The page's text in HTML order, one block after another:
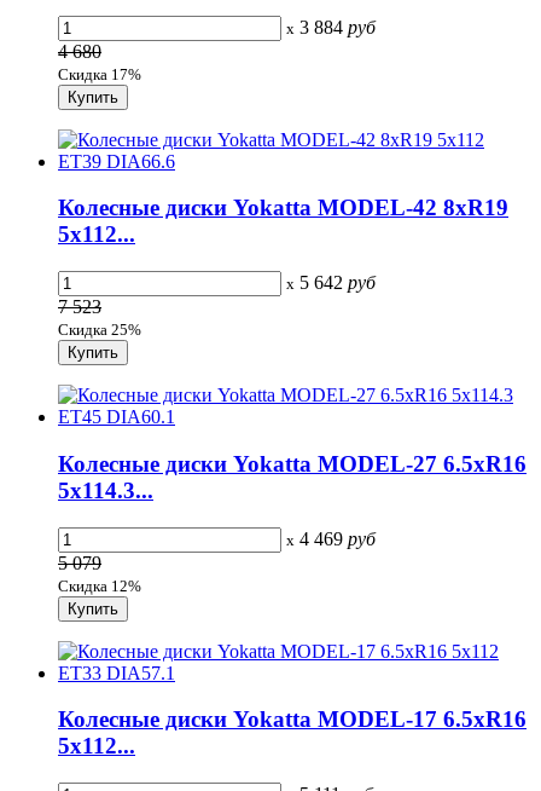
x 3 884 руб
4 680
Скидка 17%
Колесные диски Yokatta MODEL-42 8xR19
5x112...
x 5 642 руб
7 523
Скидка 25%
Колесные диски Yokatta MODEL-27 6.5xR16
5x114.3...
x 4 469 руб
5 079
Скидка 12%
Колесные диски Yokatta MODEL-17 6.5xR16
5x112...